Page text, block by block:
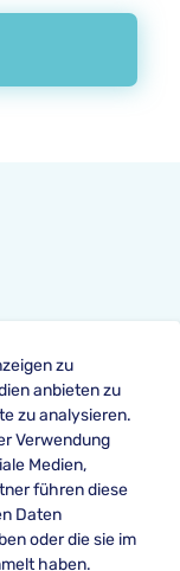
zu
anbieten zu
zu analysieren.
Verwendung
Medien,
führen diese
Daten
oder die sie im
haben.